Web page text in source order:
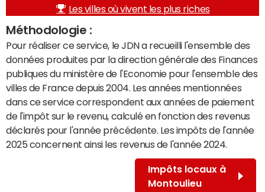
Les villes où vivent les plus riches
Méthodologie :
Pour réaliser ce service, le JDN a recueilli l'ensemble des
données produites par la direction générale des Finances
publiques du ministère de l'Economie pour l'ensemble des
villes de France depuis 2004. Les années mentionnées
dans ce service correspondent aux années de paiement
de l'impôt sur le revenu, calculé en fonction des revenus
déclarés pour l'année précédente. Les impôts de l'année
2025 concernent ainsi les revenus de l'année 2024.
Impôts locaux à
Montoulieu